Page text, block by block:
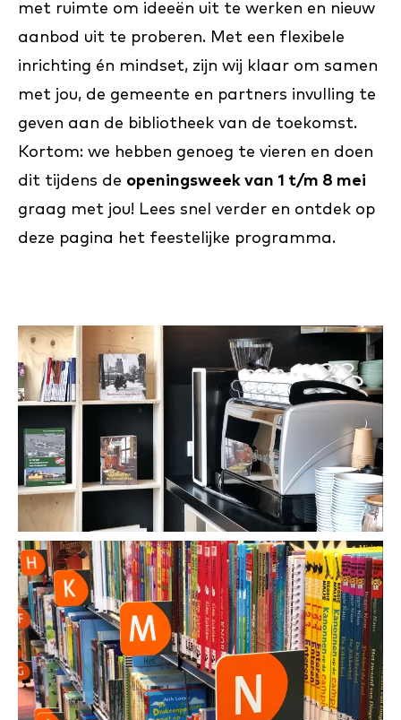
met ruimte om ideeën uit te werken en nieuw
aanbod uit te proberen. Met een flexibele
inrichting én mindset, zijn wij klaar om samen
met jou, de gemeente en partners invulling te
geven aan de bibliotheek van de toekomst.
Kortom: we hebben genoeg te vieren en doen
dit tijdens de openingsweek van 1 t/m 8 mei
graag met jou! Lees snel verder en ontdek op
deze pagina het feestelijke programma.